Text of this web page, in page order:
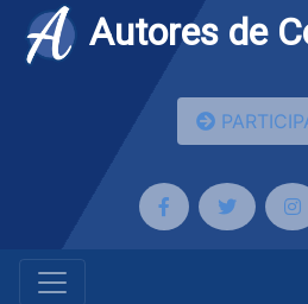
Autores de